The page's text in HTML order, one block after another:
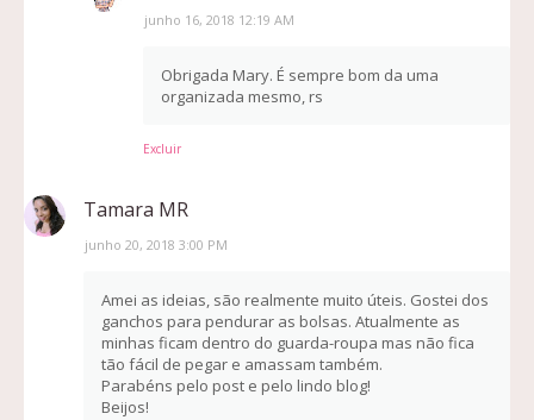
junho 16, 2018 12:19 AM
Obrigada Mary. É sempre bom da uma
organizada mesmo, rs
Excluir
Tamara MR
junho 20, 2018 3:00 PM
Amei as ideias, são realmente muito úteis. Gostei dos
ganchos para pendurar as bolsas. Atualmente as
minhas ficam dentro do guarda-roupa mas não fica
tão fácil de pegar e amassam também.
Parabéns pelo post e pelo lindo blog!
Beijos!